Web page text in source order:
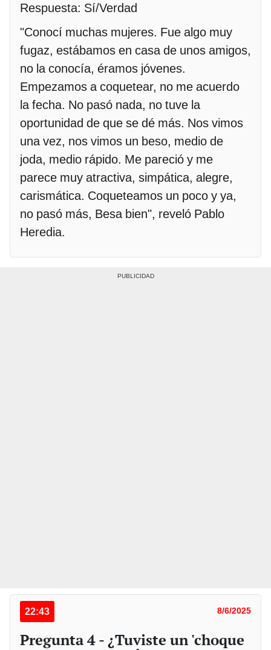
Respuesta: Sí/Verdad
"Conocí muchas mujeres. Fue algo muy
fugaz, estábamos en casa de unos amigos,
no la conocía, éramos jóvenes.
Empezamos a coquetear, no me acuerdo
la fecha. No pasó nada, no tuve la
oportunidad de que se dé más. Nos vimos
una vez, nos vimos un beso, medio de
joda, medio rápido. Me pareció y me
parece muy atractiva, simpática, alegre,
carismática. Coqueteamos un poco y ya,
no pasó más, Besa bien", reveló Pablo
Heredia.
22:43 8/6/2025
Pregunta 4 - ¿Tuviste un 'choque